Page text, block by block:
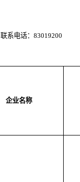
联系电话：83019200
企业名称